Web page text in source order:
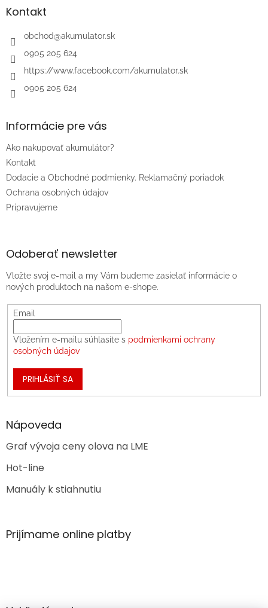
äKontakt
obchod@akumulator.sk
0905 205 624
https://www.facebook.com/akumulator.sk
0905 205 624
Informácie pre vás
Ako nakupovať akumulátor?
Kontakt
Dodacie a Obchodné podmienky. Reklamačný poriadok
Ochrana osobných údajov
Pripravujeme
Odoberať newsletter
Vložte svoj e-mail a my Vám budeme zasielať informácie o
nových produktoch na našom e-shope.
Email
Vložením e-mailu súhlasíte s podmienkami ochrany
osobných údajov
PRIHLÁSIŤ SA
Nápoveda
Graf vývoja ceny olova na LME
Hot-line
Manuály k stiahnutiu
Prijímame online platby